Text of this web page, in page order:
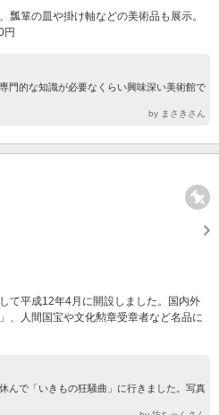
瓢箪の皿や掛け軸などの美術品も展示。
円
門的な知識が必要なくらい興味深い美術館で
by まさきさん
て平成12年4月に開設しました。国内外
、人間国宝や文化勲章受章者など名品に
んで「いきもの狂騒曲」に行きました。写真